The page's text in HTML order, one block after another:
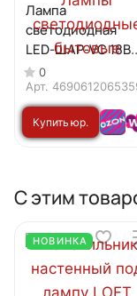
Лампа
светодиодная
LED-ШАР-VC 18Вт
230В E27 6500K
1620Лм IN HOME
0
Арт.
Купить юр.
С этим
НОВИНКА